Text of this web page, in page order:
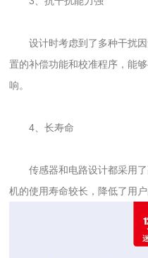
设计时考虑到了多种干扰因
置的补偿功能和校准程序，能
响。
4、长寿命
传感器和电路设计都采用了
机的使用寿命较长，降低了用户